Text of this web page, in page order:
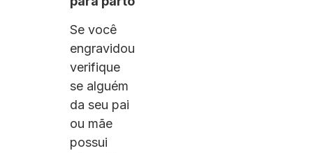
Se você
engravidou
verifique
se alguém
da seu pai
ou mãe
possui